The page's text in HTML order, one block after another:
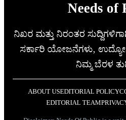
Needs of
ನಿಖರ ಮತ್ತು ನಿರಂತರ
ಸರ್ಕಾರಿ ಯೋಜನೆಗಳು,
ನಿಮ್ಮ ಬೆರಳ
ABOUT USEDITORIAL POLICY
EDITORIAL TEAM